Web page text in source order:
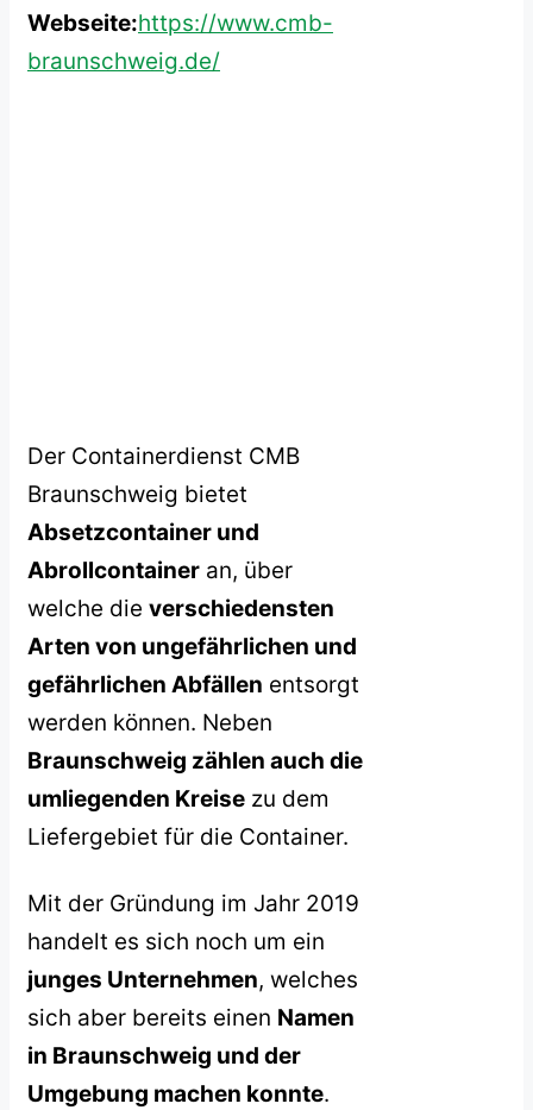
Webseite:https://www.cmb-
braunschweig.de/
Der Containerdienst CMB
Braunschweig bietet
Absetzcontainer und
Abrollcontainer an, über
welche die verschiedensten
Arten von ungefährlichen und
gefährlichen Abfällen entsorgt
werden können. Neben
Braunschweig zählen auch die
umliegenden Kreise zu dem
Liefergebiet für die Container.
Mit der Gründung im Jahr 2019
handelt es sich noch um ein
junges Unternehmen, welches
sich aber bereits einen Namen
in Braunschweig und der
Umgebung machen konnte.